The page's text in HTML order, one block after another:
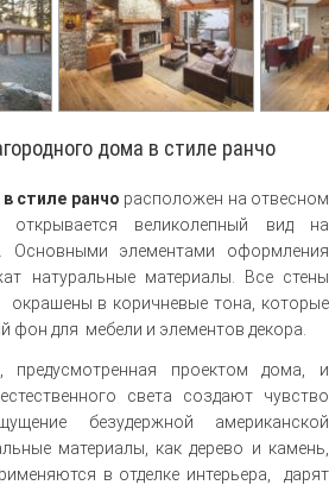
дома в стиле ранчо
стиле ранчо расположен на отвесном
открывается великолепный вид на
Основными элементами оформления
натуральные материалы. Все стены
окрашены в коричневые тона, которые
фон для мебели и элементов декора.
предусмотренная проектом дома, и
света создают чувство
безудержной американской
материалы, как дерево и камень,
в отделке интерьера, дарят